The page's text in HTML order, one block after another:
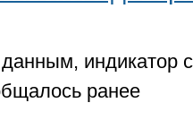
индикатор
ранее